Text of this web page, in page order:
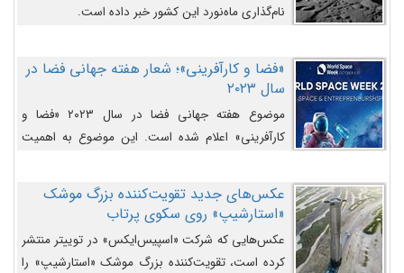
نام‌گذاری ماه‌نورد این کشور خبر داده است.
«فضا و کارآفرینی»؛ شعار هفته جهانی فضا در
سال ۲۰۲۳
موضوع هفته جهانی فضا در سال ۲۰۲۳ «فضا و
کارآفرینی» اعلام شده است. این موضوع به اهمیت
روزافزون کارآفرینی در حوزه فضایی و مزایای جدیدی که
کارآفرینان این حوزه ایجاد می‌کنند، می‌پردازد.
عکس‌های جدید تقویت‌کننده بزرگ موشک
«استارشیپ» روی سکوی پرتاب
عکس‌هایی که شرکت «اسپیس‌ایکس» در توییتر منتشر
کرده است، تقویت‌کننده بزرگ موشک «استارشیپ» را